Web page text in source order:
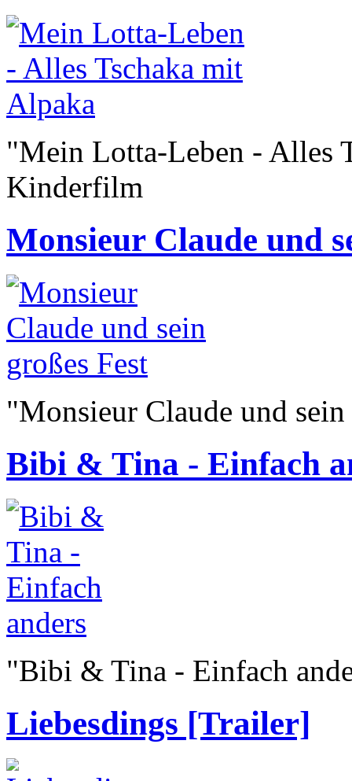
"Mein Lotta-Leben - Alles
Kinderfilm
Monsieur Claude und
"Monsieur Claude und
Bibi & Tina - Einfach
"Bibi & Tina - Einfach
Liebesdings [Trailer]